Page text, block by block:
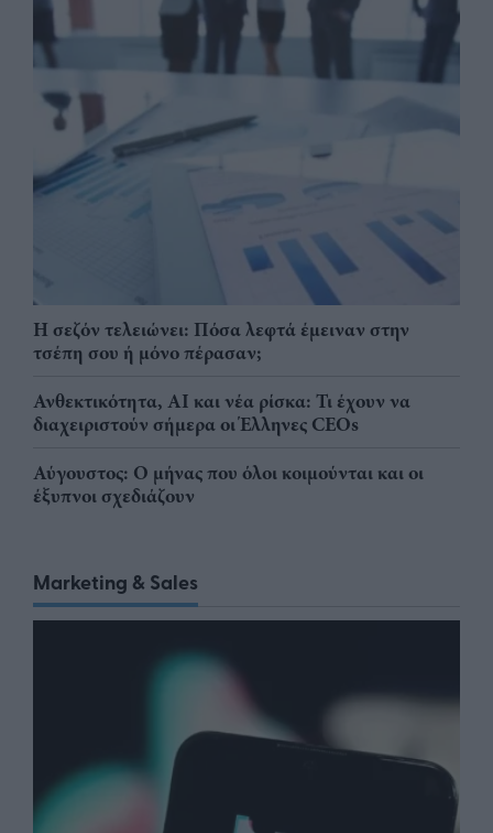
Η σεζόν τελειώνει: Πόσα λεφτά έμειναν στην
τσέπη σου ή μόνο πέρασαν;
Ανθεκτικότητα, AI και νέα ρίσκα: Τι έχουν να
διαχειριστούν σήμερα οι Έλληνες CEOs
Αύγουστος: Ο μήνας που όλοι κοιμούνται και οι
έξυπνοι σχεδιάζουν
Marketing & Sales